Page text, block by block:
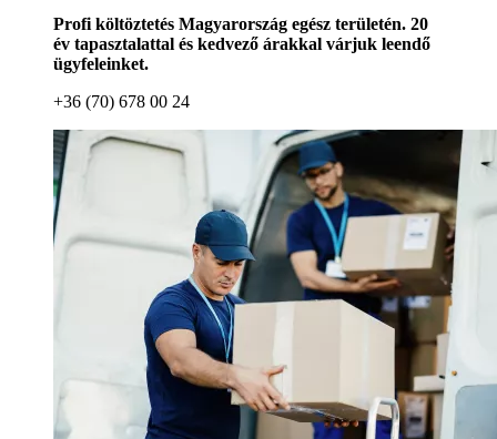
Profi költöztetés Magyarország egész területén. 20
év tapasztalattal és kedvező árakkal várjuk leendő
ügyfeleinket.
+36 (70) 678 00 24